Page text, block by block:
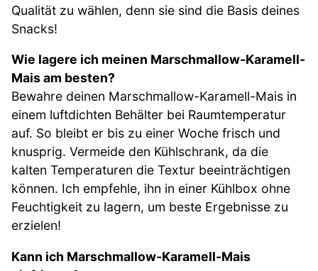
Qualität zu wählen, denn sie sind die Basis deines
Snacks!
Wie lagere ich meinen Marschmallow-Karamell-
Mais am besten?
Bewahre deinen Marschmallow-Karamell-Mais in
einem luftdichten Behälter bei Raumtemperatur
auf. So bleibt er bis zu einer Woche frisch und
knusprig. Vermeide den Kühlschrank, da die
kalten Temperaturen die Textur beeinträchtigen
können. Ich empfehle, ihn in einer Kühlbox ohne
Feuchtigkeit zu lagern, um beste Ergebnisse zu
erzielen!
Kann ich Marschmallow-Karamell-Mais